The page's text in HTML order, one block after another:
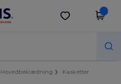
Hent app
Hovedbeklædning
Kasketter